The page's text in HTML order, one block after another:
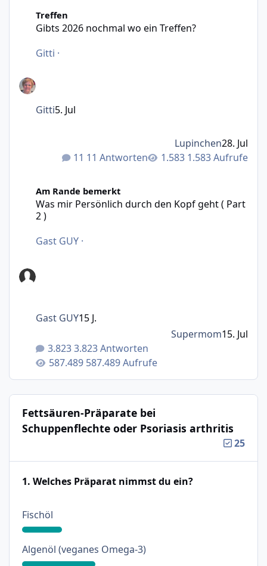
Treffen
Gibts 2026 nochmal wo ein Treffen?
Gitti ·
11 Antworten 1.583 Aufrufe
Gitti5. Jul
Lupinchen28. Jul
Am Rande bemerkt
Was mir Persönlich durch den Kopf geht ( Part
2 )
Gast GUY ·
3.823 Antworten
587.489 Aufrufe
Gast GUY15 J.
Supermom15. Jul
Fettsäuren-Präparate bei
Schuppenflechte oder Psoriasis arthritis
25
1. Welches Präparat nimmst du ein?
Fischöl: 18%
Algenöl (veganes Omega-3): 33%